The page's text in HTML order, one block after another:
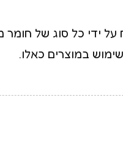
ידי כל סוג של חומר
במוצרים כאלו.